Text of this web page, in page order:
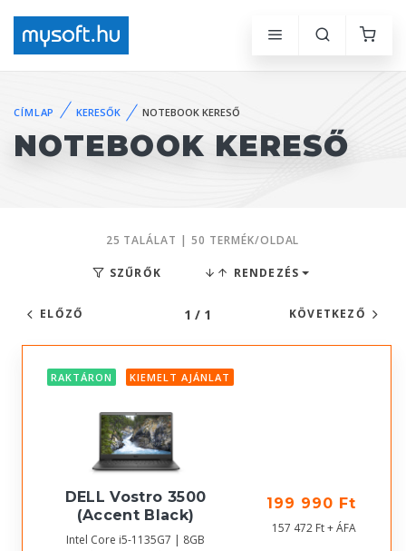
CÍMLAP KERESŐK NOTEBOOK KERESŐ
NOTEBOOK KERESŐ
25 TALÁLAT | 50 TERMÉK/OLDAL
SZŰRŐK RENDEZÉS
ELŐZŐ 1 / 1 KÖVETKEZŐ
RAKTÁRON KIEMELT AJÁNLAT
DELL Vostro 3500
(Accent Black)
Intel Core i5-1135G7 | 8GB
199 990 Ft
157 472 Ft + ÁFA